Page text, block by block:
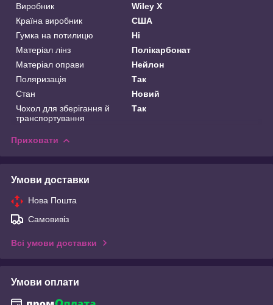
Виробник
Wiley X
Країна виробник
США
Гумка на потилицю
Ні
Матеріал лінз
Полікарбонат
Матеріал оправи
Нейлон
Поляризація
Так
Стан
Новий
Чохол для зберігання й
транспортування
Так
Приховати
Умови доставки
Нова Пошта
Самовивіз
Всі умови доставки
Умови оплати